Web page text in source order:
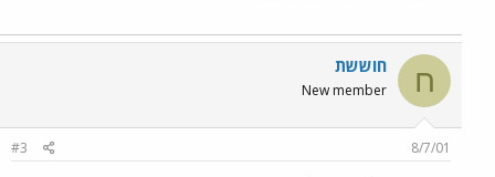
ח חוששת
New member
8/7/01
#3